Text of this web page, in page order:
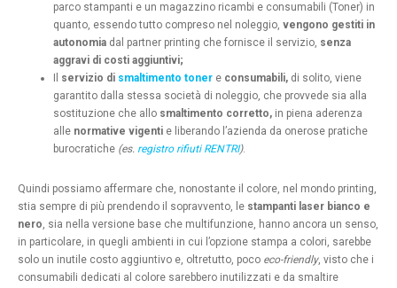
parco stampanti e un magazzino ricambi e consumabili (Toner) in
quanto, essendo tutto compreso nel noleggio, vengono gestiti in
autonomia dal partner printing che fornisce il servizio, senza
aggravi di costi aggiuntivi;
servizio di smaltimento toner e consumabili, di solito, viene
garantito dalla stessa società di noleggio, che provvede sia alla
sostituzione che allo smaltimento corretto, in piena aderenza
alle normative vigenti e liberando l’azienda da onerose pratiche
burocratiche (es. registro rifiuti RENTRI).
Quindi possiamo affermare che, nonostante il colore, nel mondo printing,
stia sempre di più prendendo il sopravvento, le stampanti laser bianco e
nero, sia nella versione base che multifunzione, hanno ancora un senso,
in particolare, in quegli ambienti in cui l’opzione stampa a colori, sarebbe
solo un inutile costo aggiuntivo e, oltretutto, poco eco-friendly, visto che i
consumabili dedicati al colore sarebbero inutilizzati e da smaltire